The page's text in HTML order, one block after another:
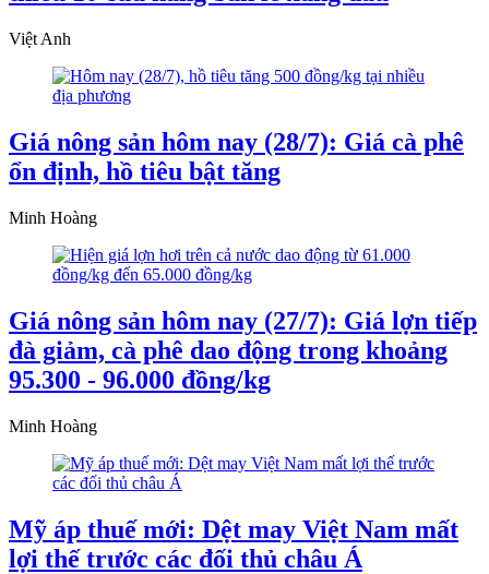
Việt Anh
Giá nông sản hôm nay (28/7): Giá cà phê
ổn định, hồ tiêu bật tăng
Minh Hoàng
Giá nông sản hôm nay (27/7): Giá lợn tiếp
đà giảm, cà phê dao động trong khoảng
95.300 - 96.000 đồng/kg
Minh Hoàng
Mỹ áp thuế mới: Dệt may Việt Nam mất
lợi thế trước các đối thủ châu Á